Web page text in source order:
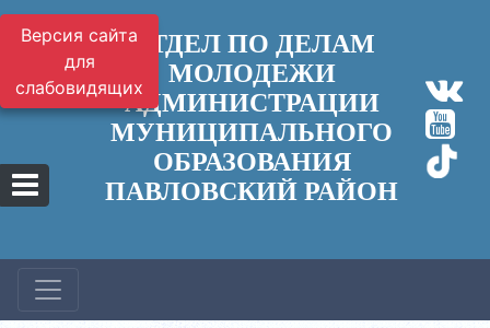
Версия сайта
для
слабовидящих
ОТДЕЛ ПО ДЕЛАМ
МОЛОДЕЖИ
АДМИНИСТРАЦИИ
МУНИЦИПАЛЬНОГО
ОБРАЗОВАНИЯ
ПАВЛОВСКИЙ РАЙОН